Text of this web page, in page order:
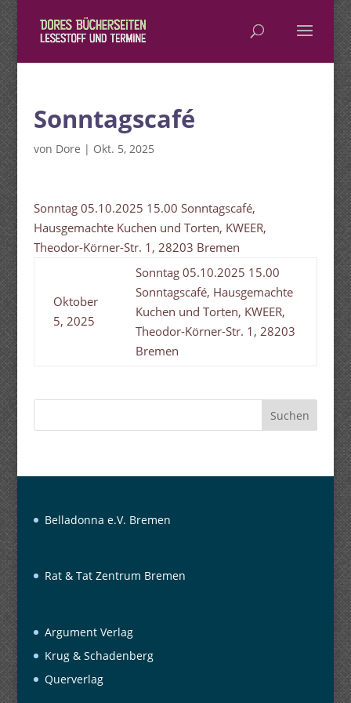
Sonntagscafé
von Dore | Okt. 5, 2025
Sonntag 05.10.2025 15.00 Sonntagscafé,
Hausgemachte Kuchen und Torten, KWEER,
Theodor-Körner-Str. 1, 28203 Bremen
Oktober
5, 2025
Sonntag 05.10.2025 15.00
Sonntagscafé, Hausgemachte
Kuchen und Torten, KWEER,
Theodor-Körner-Str. 1, 28203
Bremen
Suchen
Belladonna e.V. Bremen
Rat & Tat Zentrum Bremen
Argument Verlag
Krug & Schadenberg
Querverlag